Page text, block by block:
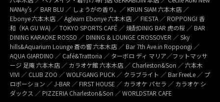
NANAy’s ／ BAR BLU ／ しょうがの香り。／ KRUN SIAM 六本木店 ／
Ebonye 六本木店 ／ Agleam Ebonye 六本木店 ／ FIESTA ／ ROPPONGI 香
和（KA GU WA) ／ TOKYO SPORTS CAFÉ ／ 焼酎DINIG BAR 虎の桜 ／ BAR
DINING KARAOKE ROSSO ／ DINING & LOUNGE CROSSOVER ／ Sky
hills&Aquarium Lounge 蒼の響 六本木店 ／ Bar 7th Ave.in Roppongi ／
AQUA GIARDINO ／ Café&Trattoria ／ ターボロ ディ マリア／フットマッサ
ージ 足庵 六本木店 ／ カラオケ館 六本木店 ／ Charleston&Son ／ 六本木
VIVI ／ CLUB ZOO ／ WOLFGANG PUCK ／ クラブライト ／ Bar FreeLe ／ プ
ロポーション ／ J-BAR ／ FIRST HOUSE ／ カラオケ パセラ ／ カラオケ シ
ダックス ／ PIZZERIA Charleston&Son ／ WORLDSTAR CAFE